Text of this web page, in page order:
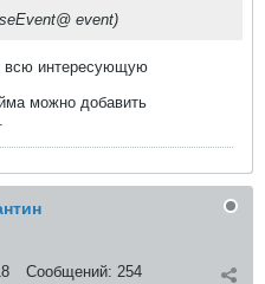
event)
всю интересующую
можно добавить
Сообщений: 254